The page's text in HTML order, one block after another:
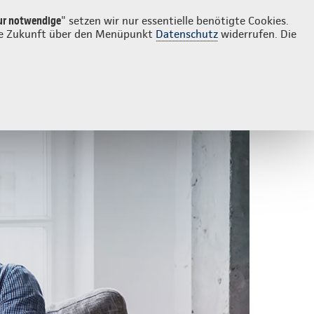
notwendige" setzen wir nur essentielle benötigte Cookies.
Zukunft über den Menüpunkt Datenschutz widerrufen. Die
Login Continentale vor Ort